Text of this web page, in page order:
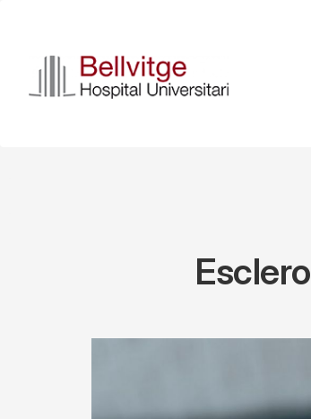
contingut